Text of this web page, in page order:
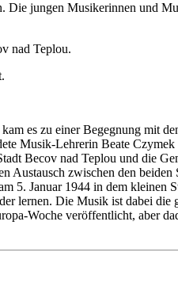
jungen Musikerinnen und
nad Teplou.
es zu einer Begegnung mit
Musik-Lehrerin Beate Czymek
Becov nad Teplou und die
Austausch zwischen den
5. Januar 1944 in dem kleinen
lernen. Die Musik ist dabei die
Woche veröffentlicht, aber